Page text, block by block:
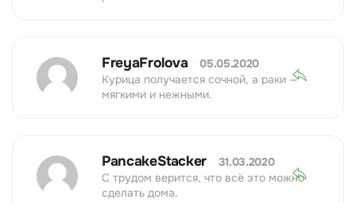
FreyaFrolova
05.05.2020
Курица получается сочной, а раки —
мягкими и нежными.
PancakeStacker
31.03.2020
С трудом верится, что всё это можно
сделать дома.